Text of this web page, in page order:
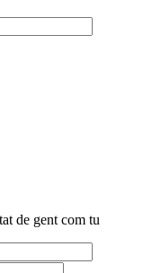
de gent com tu